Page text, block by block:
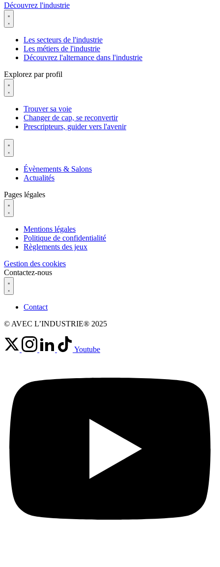
Découvrez l'industrie
Les secteurs de l'industrie
Les métiers de l'industrie
Découvrez l'alternance dans l'industrie
Explorez par profil
Trouver sa voie
Changer de cap, se reconvertir
Prescripteurs, guider vers l'avenir
Évènements & Salons
Actualités
Pages légales
Mentions légales
Politique de confidentialité
Règlements des jeux
Gestion des cookies
Contactez-nous
Contact
© AVEC L’INDUSTRIE® 2025
Youtube